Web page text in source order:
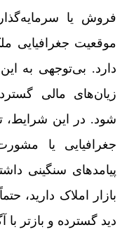
فروش یا
موقعیت جغرافیایی
دارد. بی‌توجهی به
زیان‌های مالی
شود. در این شرایط،
جغرافیایی یا
پیامدهای سنگینی
بازار املاک دارید،
دید گسترده و بازتر